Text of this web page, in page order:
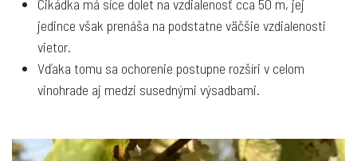
Cikádka má síce dolet na vzdialenosť cca 50 m, jej
jedince však prenáša na podstatne väčšie vzdialenosti
vietor.
Vďaka tomu sa ochorenie postupne rozšíri v celom
vinohrade aj medzi susednými výsadbami.